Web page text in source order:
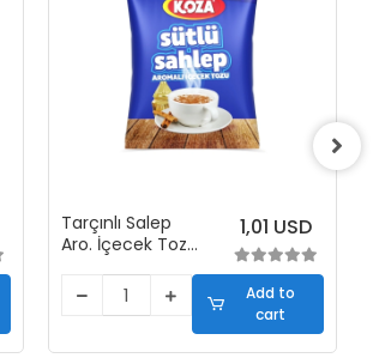
Tarçınlı Salep
Aro. İçecek Tozu
1,01 USD
Add to
cart